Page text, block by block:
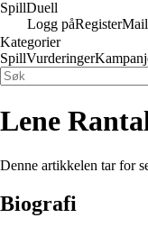
SpillDuell
Logg påRegister
Kategorier
SpillVurderinger
Lene
Denne artikkelen tar for
Biografi